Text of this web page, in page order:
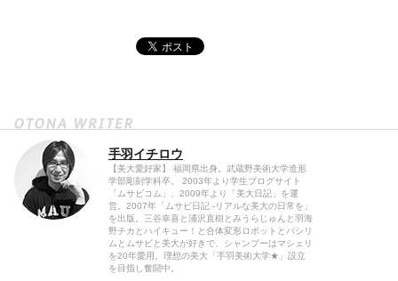
手羽イチロウ
【美大愛好家】 福岡県出身。武蔵野美術大学造形
学部彫刻学科卒。 2003年より学生ブログサイト
「ムサビコム」、2009年より「美大日記」を運
営。2007年「ムサビ日記 -リアルな美大の日常を」
を出版。三谷幸喜と浦沢直樹とみうらじゅんと羽海
野チカとハイキュー！と合体変形ロボットとパシリ
ムとムサビと美大が好きで、シャンプーはマシェリ
を20年愛用。理想の美大「手羽美術大学★」設立
を目指し奮闘中。